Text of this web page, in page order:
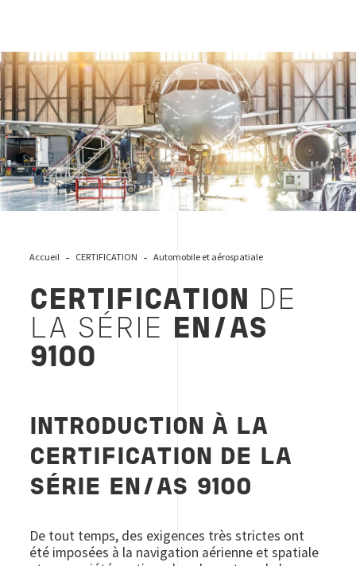
CERTIFICATION DE LA SÉRIE EN/AS 9100
Accueil CERTIFICATION Automobile et aérospatiale
CERTIFICATION
DE
LA SÉRIE
EN/AS
9100
INTRODUCTION À LA
CERTIFICATION DE LA
SÉRIE EN/AS 9100
De tout temps, des exigences très strictes ont
été imposées à la navigation aérienne et spatiale